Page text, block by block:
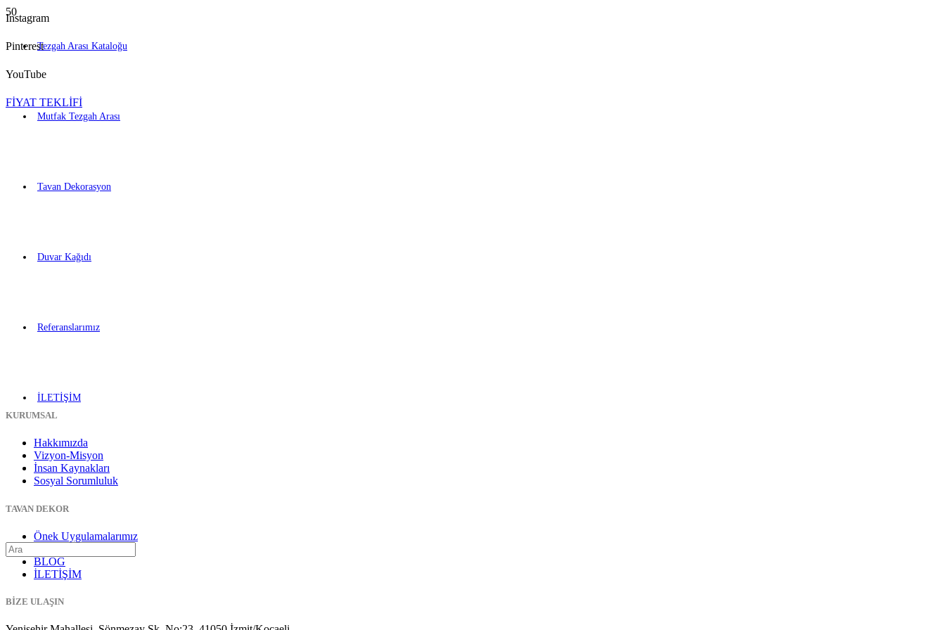
Instagram
Pinterest
YouTube
FİYAT TEKLİFİ
Tezgah Arası Kataloğu
Mutfak Tezgah Arası
Tavan Dekorasyon
Duvar Kağıdı
Referanslarımız
İLETİŞİM
KURUMSAL
Hakkımızda
Vizyon-Misyon
İnsan Kaynakları
Sosyal Sorumluluk
TAVAN DEKOR
Önek Uygulamalarımız
BLOG
İLETİŞİM
BİZE ULAŞIN